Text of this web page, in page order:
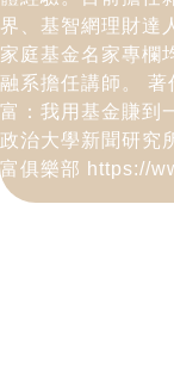
界、基智網理財達
家庭基金名家專欄
融系擔任講師。
富：我用基金賺到
政治大學新聞研究
富俱樂部 https://